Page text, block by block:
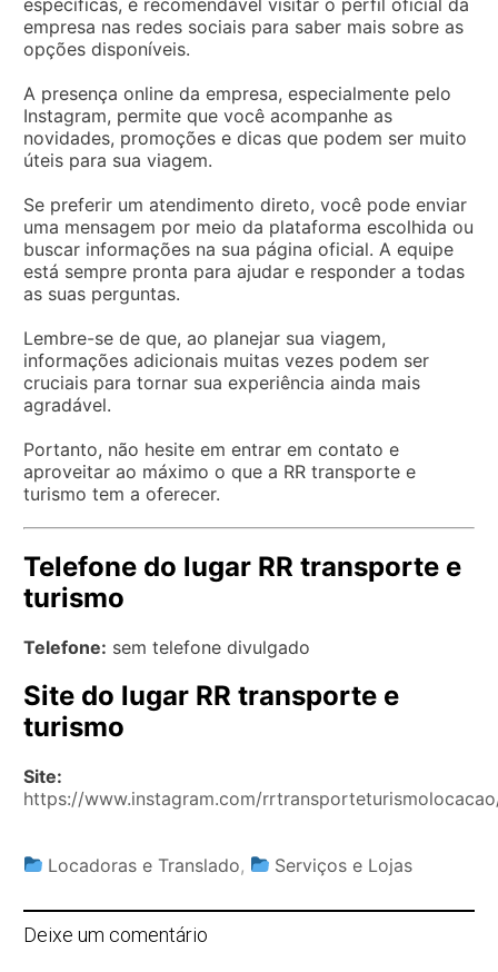
empresa nas redes sociais para saber mais sobre as
opções disponíveis.
A presença online da empresa, especialmente pelo
Instagram, permite que você acompanhe as
novidades, promoções e dicas que podem ser muito
úteis para sua viagem.
Se preferir um atendimento direto, você pode enviar
uma mensagem por meio da plataforma escolhida ou
buscar informações na sua página oficial. A equipe
está sempre pronta para ajudar e responder a todas
as suas perguntas.
Lembre-se de que, ao planejar sua viagem,
informações adicionais muitas vezes podem ser
cruciais para tornar sua experiência ainda mais
agradável.
Portanto, não hesite em entrar em contato e
aproveitar ao máximo o que a RR transporte e
turismo tem a oferecer.
Telefone do lugar RR transporte e
turismo
Telefone: sem telefone divulgado
Site do lugar RR transporte e
turismo
Site:
https://www.instagram.com/
Locadoras e Translado, Serviços e Lojas
Deixe um comentário